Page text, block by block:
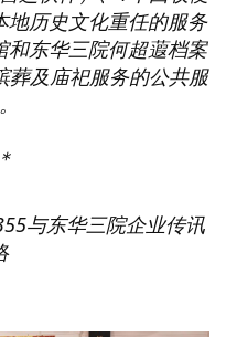
历史文化重任的服务
和东华三院何超蕸档案
葬及庙祀服务的公共服
与东华三院企业传讯